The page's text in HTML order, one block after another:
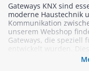
Gateways KNX sind
moderne Haustechnik
Kommunikation
unserem Webshop
Gateways, die speziell
entwickelt wurden.
Integration und
wodurch die Effizienz